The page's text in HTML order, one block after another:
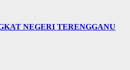
NEGERI TERENGGANU